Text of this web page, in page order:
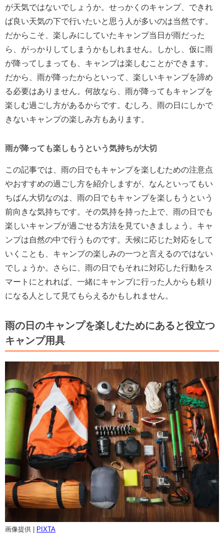
が天気ではないでしょうか。せっかくのキャンプ、できれ
ば良い天気の下で行いたいと思う人が多いのは当然です。
だからこそ、楽しみにしていたキャンプ当日が雨だった
ら、がっかりしてしまうかもしれません。しかし、仮に雨
が降ってしまっても、キャンプは楽しむことができます。
だから、雨が降ったからといって、楽しいキャンプを諦め
る必要はありません。何故なら、雨が降ってもキャンプを
楽しむ過ごし方があるからです。むしろ、雨の日にしかで
きないキャンプの楽しみ方もあります。
雨が降っても楽しもうという気持ちが大切
この記事では、雨の日でもキャンプを楽しむための注意点
やおすすめの過ごし方を紹介しますが、なんといってもい
ちばん大切なのは、雨の日でもキャンプを楽しもうという
前向きな気持ちです。その気持を持った上で、雨の日でも
楽しいキャンプが過ごせる方法を見ていきましょう。キャ
ンプは自然の中で行うものです。天候に応じた対応をして
いくことも、キャンプの楽しみの一つと言えるのではない
でしょうか。さらに、雨の日でもそれに対応した行動をス
マートにとれれば、一緒にキャンプに行った人からも頼り
になる人として見てもらえるかもしれません。
雨の日のキャンプを楽しむためにあると役立つ
キャンプ用具
画像提供 | PIXTA